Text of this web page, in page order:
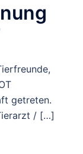
getreten.
/ […]